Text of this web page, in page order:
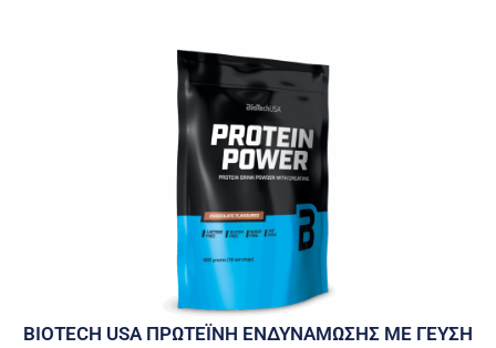
BIOTECH USA ΠΡΩΤΕΪΝΗ ΕΝΔΥΝΑΜΩΣΗΣ ΜΕ ΓΕΥΣΗ